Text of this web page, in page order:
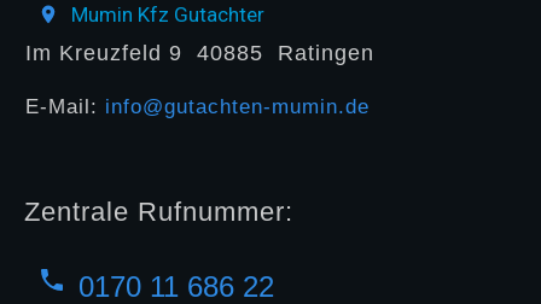
Mumin Kfz Gutachter
Im Kreuzfeld 9 40885 Ratingen
E-Mail: info@gutachten-mumin.de
Zentrale Rufnummer:
0170 11 686 22